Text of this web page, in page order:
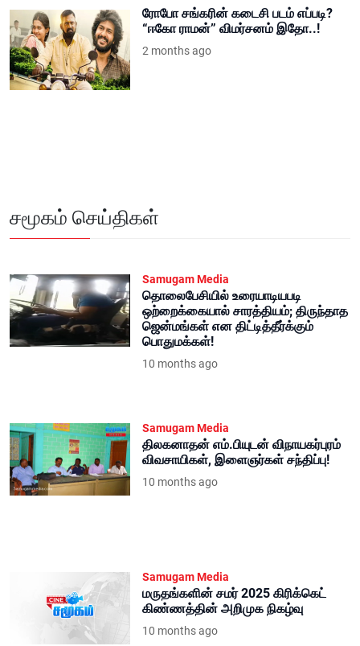
ரோபோ சங்கரின் கடைசி படம் எப்படி?
“ஈகோ ராமன்” விமர்சனம் இதோ..!
2 months ago
சமூகம் செய்திகள்
Samugam Media
தொலைபேசியில் உரையாடியபடி
ஒற்றைக்கையால் சாரத்தியம்; திருந்தாத
ஜென்மங்கள் என திட்டித்தீர்க்கும்
பொதுமக்கள்!
10 months ago
Samugam Media
திலகனாதன் எம்.பியுடன் விநாயகர்புரம்
விவசாயிகள், இளைஞர்கள் சந்திப்பு!
10 months ago
Samugam Media
மருதங்களின் சமர் 2025 கிரிக்கெட்
கிண்ணத்தின் அறிமுக நிகழ்வு
10 months ago